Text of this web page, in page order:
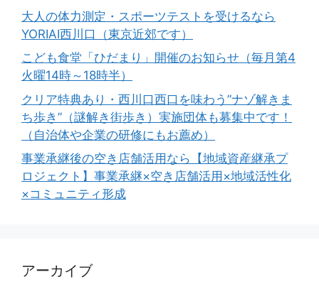
大人の体力測定・スポーツテストを受けるなら
YORIAI西川口（東京近郊です）
こども食堂「ひだまり」開催のお知らせ（毎月第4
火曜14時～18時半）
クリア特典あり・西川口西口を味わう”ナゾ解きま
ち歩き”（謎解き街歩き）実施団体も募集中です！
（自治体や企業の研修にもお薦め）
事業承継後の空き店舗活用なら【地域資産継承プ
ロジェクト】事業承継×空き店舗活用×地域活性化
×コミュニティ形成
アーカイブ